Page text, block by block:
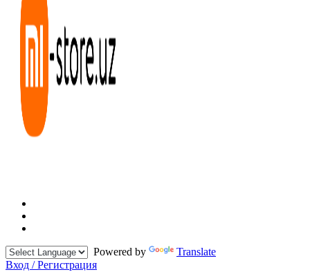
Powered by
Translate
Вход / Регистрация